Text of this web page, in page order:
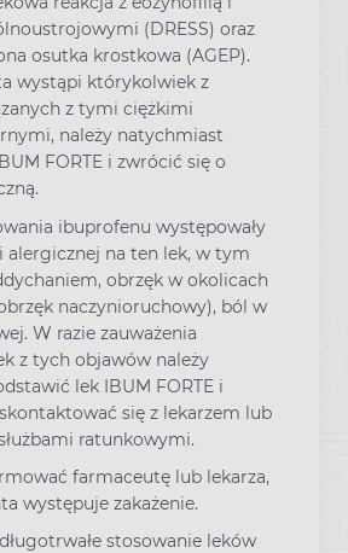
(DRESS) oraz
osutka krostkowa (AGEP).
wystąpi którykolwiek z
z tymi ciężkimi
należy natychmiast
FORTE i zwrócić się o
ibuprofenu występowały
alergicznej na ten lek, w tym
obrzęk w okolicach
naczynioruchowy), ból w
W razie zauważenia
z tych objawów należy
lek IBUM FORTE i
się z lekarzem lub
ratunkowymi.
farmaceutę lub lekarza,
występuje zakażenie.
stosowanie leków